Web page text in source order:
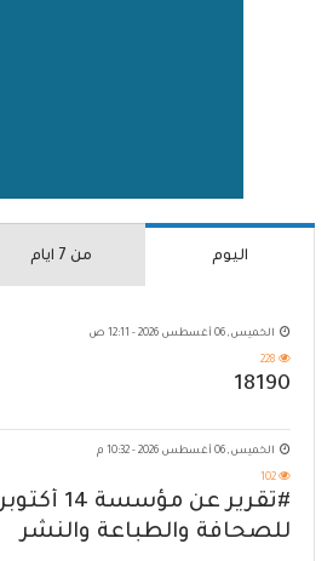
اليوم من 7 ايام
الخميس, 06 أغسطس 2026 - 12:11 ص
228
18190
الخميس, 06 أغسطس 2026 - 10:32 م
102
#تقرير عن مؤسسة 14 أكتوبر
للصحافة والطباعة والنشر